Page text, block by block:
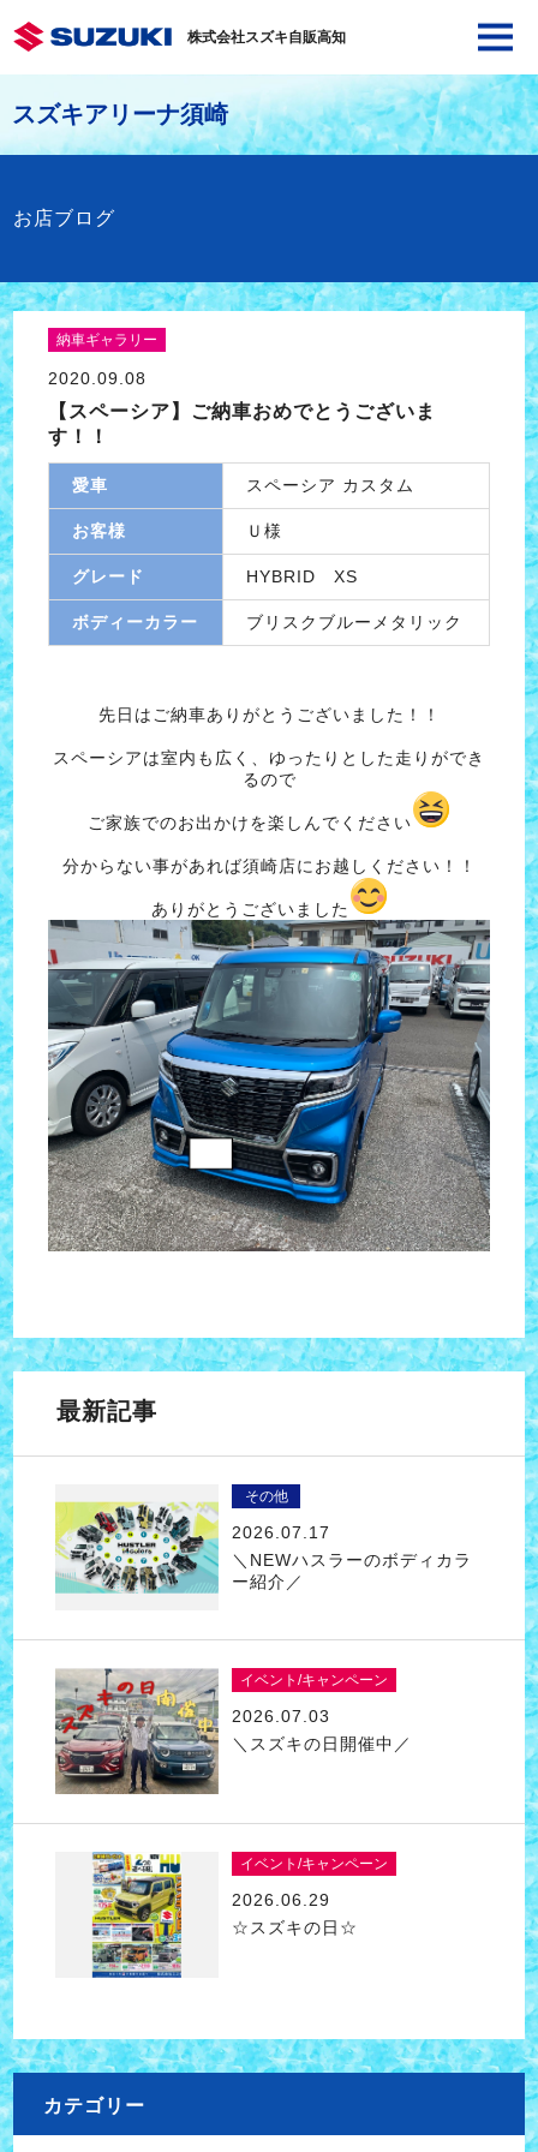
株式会社スズキ自販高知
スズキアリーナ須崎
お店ブログ
納車ギャラリー
2020.09.08
【スペーシア】ご納車おめでとうございま
す！！
愛車 スペーシア カスタム
お客様 Ｕ様
グレード HYBRID XS
ボディーカラー ブリスクブルーメタリック
先日はご納車ありがとうございました！！
スペーシアは室内も広く、ゆったりとした走りができ
るので
ご家族でのお出かけを楽しんでください
分からない事があれば須崎店にお越しください！！
ありがとうございました
最新記事
その他
2026.07.17
＼NEWハスラーのボディカラ
ー紹介／
イベント/キャンペーン
2026.07.03
＼スズキの日開催中／
イベント/キャンペーン
2026.06.29
☆スズキの日☆
カテゴリー